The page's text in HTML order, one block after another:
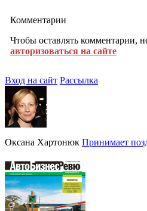
Комментарии
Чтобы оставлять комментарии,
авторизоваться на сайте
Вход на сайт Рассылка
Оксана Хартонюк Принимает